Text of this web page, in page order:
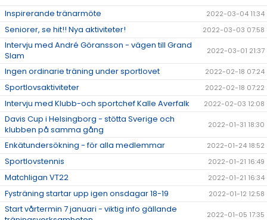
Inspirerande tränarmöte 2022-03-04 11:34
Seniorer, se hit!! Nya aktiviteter! 2022-03-03 07:58
Intervju med André Göransson - vägen till Grand
Slam
2022-03-01 21:37
Ingen ordinarie träning under sportlovet 2022-02-18 07:24
Sportlovsaktiviteter 2022-02-18 07:22
Intervju med Klubb-och sportchef Kalle Averfalk 2022-02-03 12:08
Davis Cup i Helsingborg - stötta Sverige och
klubben på samma gång
2022-01-31 18:30
Enkätundersökning - för alla medlemmar 2022-01-24 18:52
Sportlovstennis 2022-01-21 16:49
Matchligan VT22 2022-01-21 16:34
Fysträning startar upp igen onsdagar 18-19 2022-01-12 12:58
Start vårtermin 7 januari - viktig info gällande
2022-01-05 17:35